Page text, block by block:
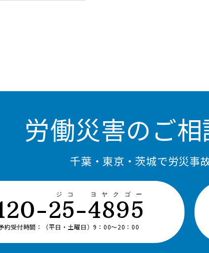
労働災害のご
千葉・東京・茨城で労災事
25-4895
ジコ ヨヤクゴー
約受付時間：（平日・土曜日）9：00〜20：00